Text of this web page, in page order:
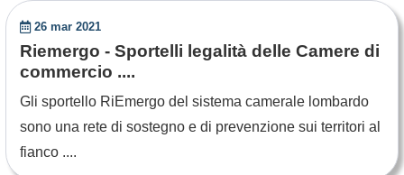
26 mar 2021
Riemergo - Sportelli legalità delle Camere di
commercio ....
Gli sportello RiEmergo del sistema camerale lombardo
sono una rete di sostegno e di prevenzione sui territori al
fianco ....